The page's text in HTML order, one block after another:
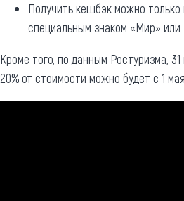
Получить кешбэк можно
специальным знаком «Мир»
Кроме того, по данным Ростуризма,
20% от стоимости можно будет с 1